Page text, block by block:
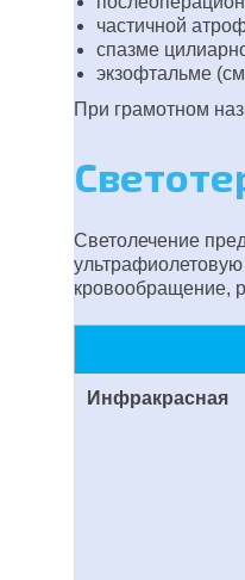
частичной
спазме
экзофтальме
При грамотном
Светолечение
кровообращение,
Инфракрасная